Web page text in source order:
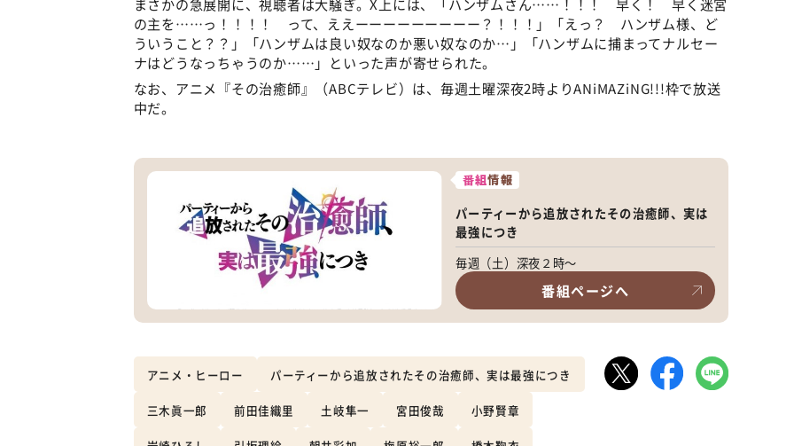
の主を……っ！！！！ って、ええーーーーーーーーー？！！！」「えっ？ ハンザム様、ど
ういうこと？？」「ハンザムは良い奴なのか悪い奴なのか…」「ハンザムに捕まってナルセー
ナはどうなっちゃうのか……」といった声が寄せられた。
なお、アニメ『その治癒師』（ABCテレビ）は、毎週土曜深夜2時よりANiMAZiNG!!!枠で放送
中だ。
番組情報
パーティーから追放されたその治癒師、実は
最強につき
毎週（土）深夜２時～
番組ページへ
アニメ・ヒーロー パーティーから追放されたその治癒師、実は最強につき
三木眞一郎 前田佳織里 土岐隼一 宮田俊哉 小野賢章